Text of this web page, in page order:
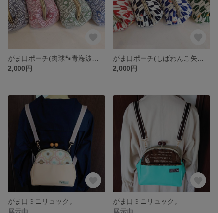
2,000円
2,000円
がま口ミニリュック。
展示中
がま口ミニリュック。
展示中